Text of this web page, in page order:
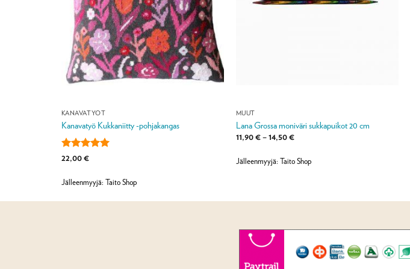
KANAVATYÖT
Kanavatyö Kukkaniitty -pohjakangas
Arvostelu
22,00€
Jälleenmyyjä: Taito Shop
MUUT
Lana Grossa moniväri sukkapuikot 20 cm
11,90€–14,50€Hintaluokka:
14,50 €
Jälleenmyyjä: Taito Shop